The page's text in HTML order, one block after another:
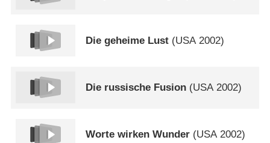
Die geheime Lust (USA2002)
Die russische Fusion (USA2002)
Worte wirken Wunder (USA2002)